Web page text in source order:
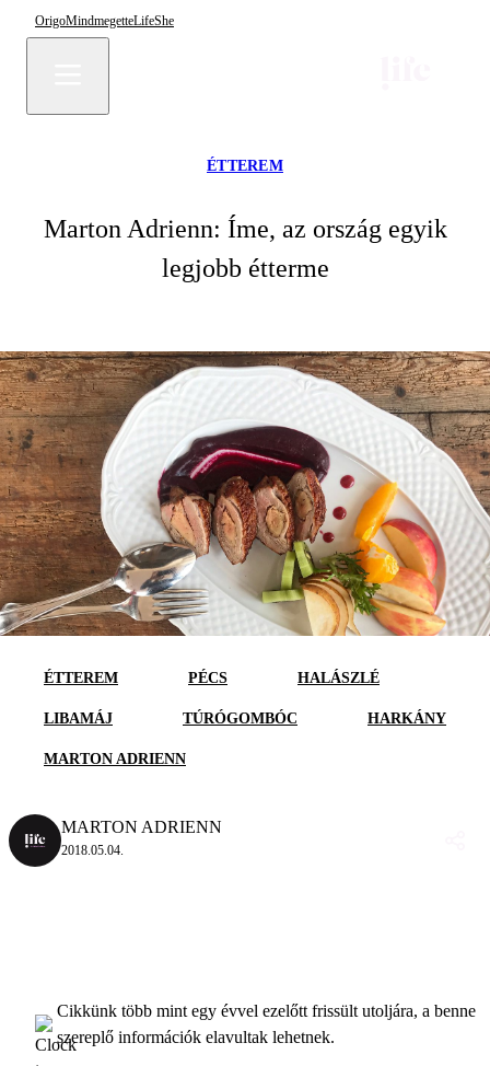
OrigoMindmegetteLifeShe
ÉTTEREM
Marton Adrienn: Íme, az ország egyik
legjobb étterme
ÉTTEREM PÉCS HALÁSZLÉ
LIBAMÁJ TÚRÓGOMBÓC HARKÁNY
MARTON ADRIENN
MARTON ADRIENN
2018.05.04.
Cikkünk több mint egy évvel ezelőtt frissült utoljára, a benne
szereplő információk elavultak lehetnek.